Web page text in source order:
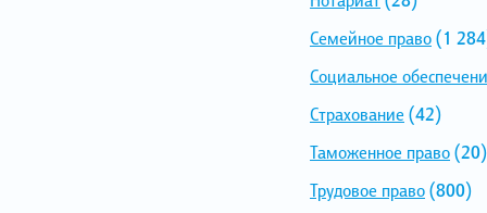
Семейное право(1
Социальное
Страхование (42)
Таможенное право(20)
Трудовое право(800)